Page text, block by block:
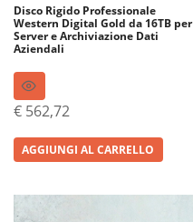
Disco Rigido Professionale
Western Digital Gold da 16TB per
Server e Archiviazione Dati
Aziendali
€ 562,72
AGGIUNGI AL CARRELLO